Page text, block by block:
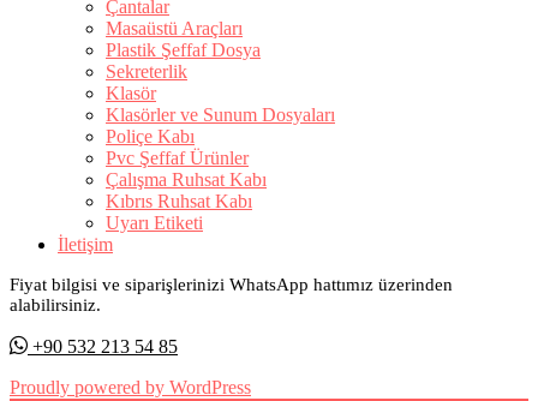
Çantalar
Masaüstü Araçları
Plastik Şeffaf Dosya
Sekreterlik
Klasör
Klasörler ve Sunum Dosyaları
Poliçe Kabı
Pvc Şeffaf Ürünler
Çalışma Ruhsat Kabı
Kıbrıs Ruhsat Kabı
Uyarı Etiketi
İletişim
Fiyat bilgisi ve siparişlerinizi WhatsApp hattımız üzerinden
alabilirsiniz.
+90 532 213 54 85
Proudly powered by WordPress